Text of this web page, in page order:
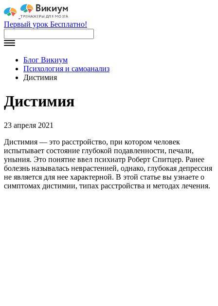
Первый урок Бесплатно!
Блог Викиум
Психология и самоанализ
Дистимия
Дистимия
23 апреля 2021
Дистимия — это расстройство, при котором человек
испытывает состояние глубокой подавленности, печали,
уныния. Это понятие ввел психиатр Роберт Спитцер. Ранее
болезнь называлась неврастенией, однако, глубокая депрессия
не является для нее характерной. В этой статье вы узнаете о
симптомах дистимии, типах расстройства и методах лечения.